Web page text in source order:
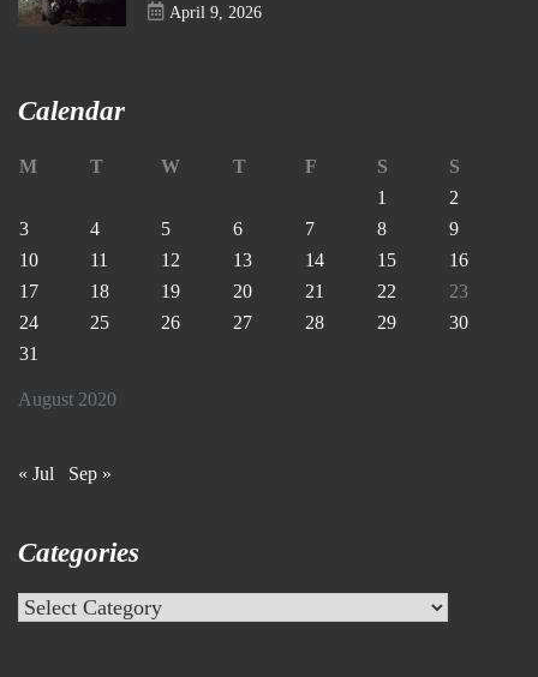
April 9, 2026
Calendar
August 2020
M T W T F S
S
1
2
3
4 5 6 7 8
9
10
11 12 13 14 15
16
17
18 19 20 21 22
23
24
25 26 27 28 29
30
31
« Jul Sep »
Categories
Categories